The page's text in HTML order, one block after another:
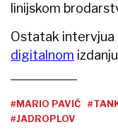
linijskom
Ostatak intervjua
digitalnom
#MARIO PAVIĆ
#JADROPLOV